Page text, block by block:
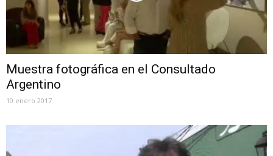
Muestra fotográfica en el Consultado
Argentino
10 enero 2017